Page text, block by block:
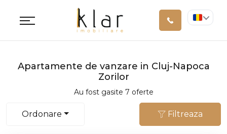
Apartamente de vanzare in Cluj-Napoca
Zorilor
Au fost gasite 7 oferte
Ordonare Filtreaza